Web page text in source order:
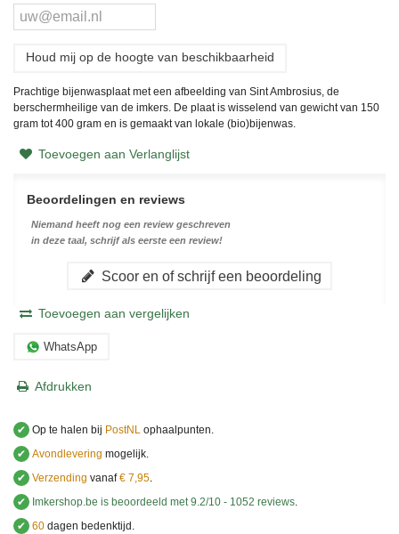
Houd mij op de hoogte van beschikbaarheid
Prachtige bijenwasplaat met een afbeelding van Sint Ambrosius, de
berschermheilige van de imkers. De plaat is wisselend van gewicht van 150
gram tot 400 gram en is gemaakt van lokale (bio)bijenwas.
Toevoegen aan Verlanglijst
Beoordelingen en reviews
Niemand heeft nog een review geschreven
in deze taal, schrijf als eerste een review!
Scoor en of schrijf een beoordeling
Toevoegen aan vergelijken
WhatsApp
Afdrukken
✔ Op te halen bij PostNL ophaalpunten.
✔ Avondlevering mogelijk.
✔ Verzending vanaf€ 7,95.
✔
Imkershop.be is beoordeeld met9.2/10 - 1052 reviews.
✔ 60 dagen bedenktijd.